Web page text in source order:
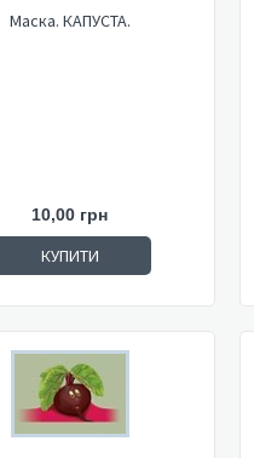
Маска. КАПУСТА.
10,00 грн
КУПИТИ